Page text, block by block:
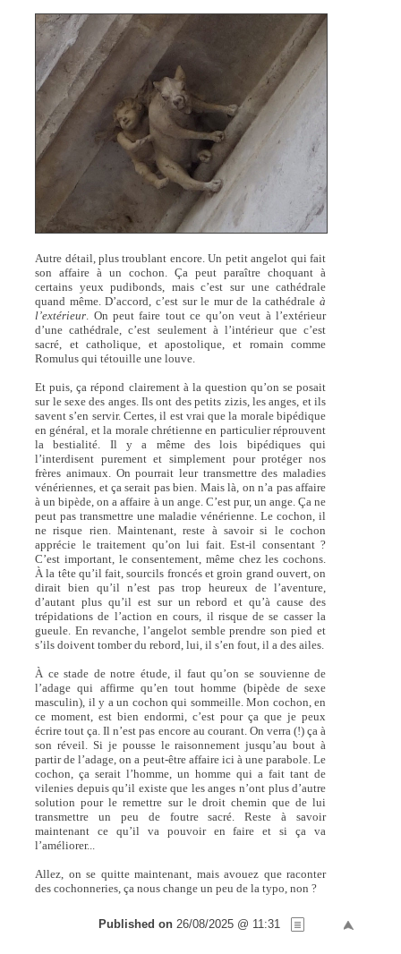
Autre détail, plus troublant encore. Un petit angelot qui fait
son affaire à un cochon. Ça peut paraître choquant à
certains yeux pudibonds, mais c’est sur une cathédrale
quand même. D’accord, c’est sur le mur de la cathédraleà
l’extérieur . On peut faire tout ce qu’on veut à l’extérieur
d’une cathédrale, c’est seulement à l’intérieur que c’est
sacré, et catholique, et apostolique, et romain comme
Romulus qui tétouille une louve.
Et puis, ça répond clairement à la question qu’on se posait
sur le sexe des anges. Ils ont des petits zizis, les anges, et ils
savent s’en servir. Certes, il est vrai que la morale bipédique
en général, et la morale chrétienne en particulier réprouvent
la bestialité. Il y a même des lois bipédiques qui
l’interdisent purement et simplement pour protéger nos
frères animaux. On pourrait leur transmettre des maladies
vénériennes, et ça serait pas bien. Mais là, on n’a pas affaire
à un bipède, on a affaire à un ange. C’est pur, un ange. Ça ne
peut pas transmettre une maladie vénérienne. Le cochon, il
ne risque rien. Maintenant, reste à savoir si le cochon
apprécie le traitement qu’on lui fait. Est-il consentant ?
C’est important, le consentement, même chez les cochons.
À la tête qu’il fait, sourcils froncés et groin grand ouvert, on
dirait bien qu’il n’est pas trop heureux de l’aventure,
d’autant plus qu’il est sur un rebord et qu’à cause des
trépidations de l’action en cours, il risque de se casser la
gueule. En revanche, l’angelot semble prendre son pied et
s’ils doivent tomber du rebord, lui, il s’en fout, il a des ailes.
À ce stade de notre étude, il faut qu’on se souvienne de
l’adage qui affirme qu’en tout homme (bipède de sexe
masculin), il y a un cochon qui sommeille. Mon cochon, en
ce moment, est bien endormi, c’est pour ça que je peux
écrire tout ça. Il n’est pas encore au courant. On verra (!) ça à
son réveil. Si je pousse le raisonnement jusqu’au bout à
partir de l’adage, on a peut-être affaire ici à une parabole. Le
cochon, ça serait l’homme, un homme qui a fait tant de
vilenies depuis qu’il existe que les anges n’ont plus d’autre
solution pour le remettre sur le droit chemin que de lui
transmettre un peu de foutre sacré. Reste à savoir
maintenant ce qu’il va pouvoir en faire et si ça va
l’améliorer...
Allez, on se quitte maintenant, mais avouez que raconter
des cochonneries, ça nous change un peu de la typo, non ?
Published on 26/08/2025 @ 11:31